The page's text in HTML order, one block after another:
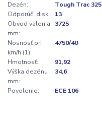
Dezén:
Tough Trac 325
Odporúč. disk:
13
Obvod valenia
mm:
3725
Nosnosť pri
km/h (1):
4750/40
Hmotnosť:
91,92
Výška dezénu
mm:
34,6
Povolenie: ECE 106